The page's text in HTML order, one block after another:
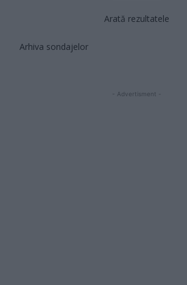
Arată rezultatele
Arhiva sondajelor
- Advertisment -